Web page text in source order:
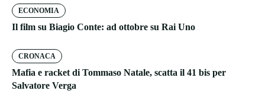
ECONOMIA
Il film su Biagio Conte: ad ottobre su Rai Uno
CRONACA
Mafia e racket di Tommaso Natale, scatta il 41 bis per
Salvatore Verga